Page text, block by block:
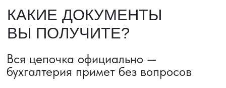
ДОСТАВКА ТОВАРОВ ИЗ КИТАЯ
Сроки от 5 дней
Авиадоставка
Сборный груз
Железнодорожные перевозки
Автогрузоперевозки
Контейнерные перевозки